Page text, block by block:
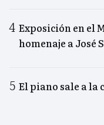
Exposición en el
homenaje a José
El piano sale a la